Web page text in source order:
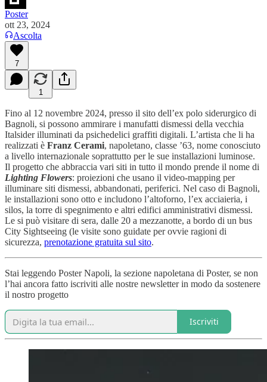
Poster
ott 23, 2024
Ascolta
7
1
Fino al 12 novembre 2024, presso il sito dell’ex polo siderurgico di
Bagnoli, si possono ammirare i manufatti dismessi della vecchia
Italsider illuminati da psichedelici graffiti digitali. L’artista che li ha
realizzati è Franz Cerami, napoletano, classe ’63, nome conosciuto
a livello internazionale soprattutto per le sue installazioni luminose.
Il progetto che abbraccia vari siti in tutto il mondo prende il nome di
Lighting Flowers: proiezioni che usano il video-mapping per
illuminare siti dismessi, abbandonati, periferici. Nel caso di Bagnoli,
le installazioni sono otto e includono l’altoforno, l’ex acciaieria, i
silos, la torre di spegnimento e altri edifici amministrativi dismessi.
Le si può visitare di sera, dalle 20 a mezzanotte, a bordo di un bus
City Sightseeing (le visite sono guidate per ovvie ragioni di
sicurezza, prenotazione gratuita sul sito.
Stai leggendo Poster Napoli, la sezione napoletana di Poster, se non
l’hai ancora fatto iscriviti alle nostre newsletter in modo da sostenere
il nostro progetto
Iscriviti